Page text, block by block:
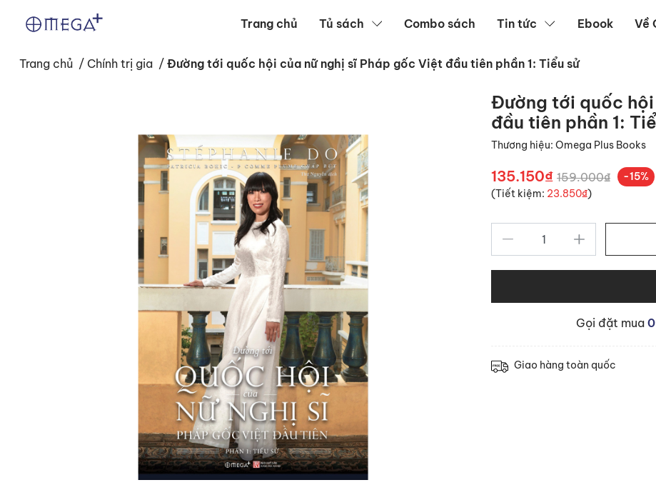
Trang chủ Tủ sách Combo sách Tin tức Ebook Về
Trang chủ / Chính trị gia / Đường tới quốc hội của nữ nghị sĩ Pháp gốc Việt đầu tiên phần 1: Tiểu sử
Đường tới quốc
đầu tiên phần 1:
Thương hiệu: Omega Plus Books
135.150₫ 159.000₫
-15%
(Tiết kiệm: 23.850₫)
Gọi đặt mua
Giao hàng toàn quốc